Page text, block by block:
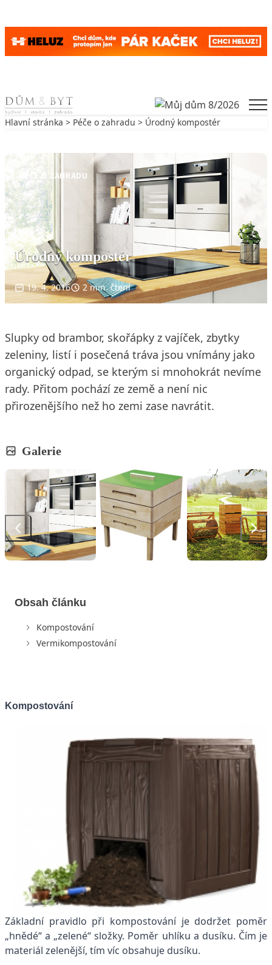
Skip to content
Hlavní stránka > Péče o zahradu > Úrodný kompostér
PÉČE O ZAHRADU
Úrodný kompostér
19. 4. 2016 2 min. čtení
Slupky od brambor, skořápky z vajíček, zbytky
zeleniny, listí i posečená tráva jsou vnímány jako
organický odpad, se kterým si mnohokrát nevíme
rady. Přitom pochází ze země a není nic
přirozenějšího než ho zemi zase navrátit.
Galerie
Obsah článku
Kompostování
Vermikompostování
Kompostování
Základní pravidlo při kompostování je dodržet poměr
„hnědé“ a „zelené“ složky. Poměr uhlíku a dusíku. Čím je
materiál zelenější, tím víc obsahuje dusíku.